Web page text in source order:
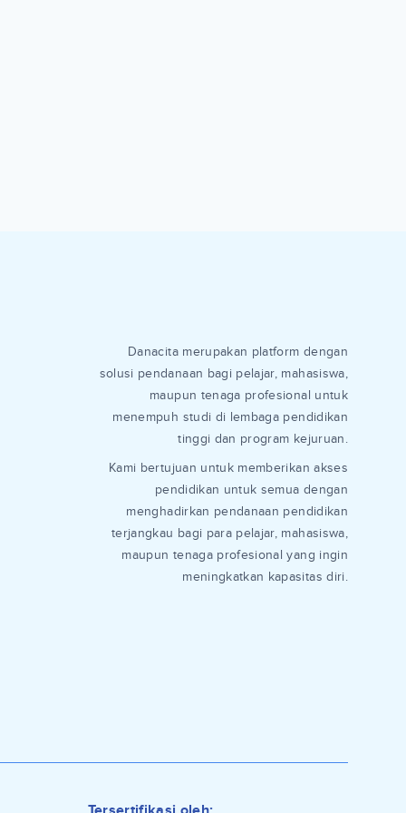
Danacita merupakan platform dengan
solusi pendanaan bagi pelajar, mahasiswa,
maupun tenaga profesional untuk
menempuh studi di lembaga pendidikan
tinggi dan program kejuruan.
Kami bertujuan untuk memberikan akses
pendidikan untuk semua dengan
menghadirkan pendanaan pendidikan
terjangkau bagi para pelajar, mahasiswa,
maupun tenaga profesional yang ingin
meningkatkan kapasitas diri.